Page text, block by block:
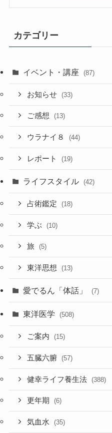
カテゴリー
イベント・講座 (87)
お知らせ (33)
ご感想 (13)
ウラナイ８ (44)
レポート (19)
ライフスタイル (42)
占術鑑定 (18)
学ぶ (10)
旅 (5)
東洋思想 (13)
愛でるん「体話」 (7)
東洋医学 (508)
ご案内 (15)
五臓六腑 (57)
健幸ライフ養生法 (388)
更年期 (6)
気血水 (35)